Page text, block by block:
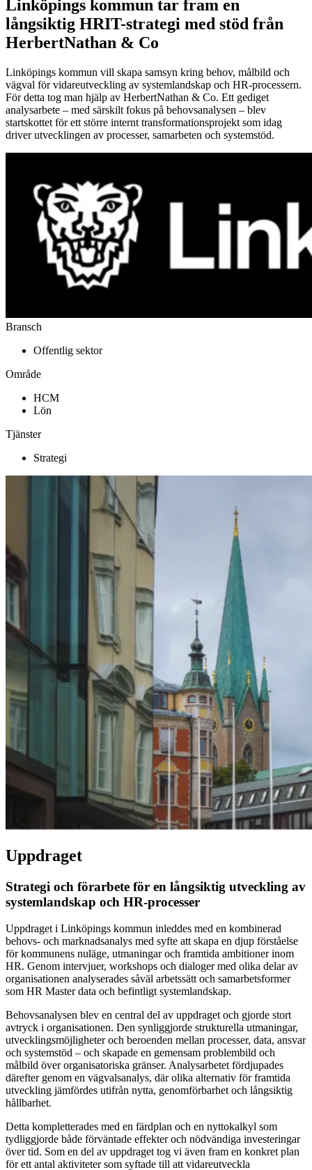
Linköpings kommun tar fram en
långsiktig HRIT-strategi med stöd från
HerbertNathan & Co
Linköpings kommun vill skapa samsyn kring behov, målbild och
vägval för vidareutveckling av systemlandskap och HR‑processern.
För detta tog man hjälp av HerbertNathan & Co. Ett gediget
analysarbete – med särskilt fokus på behovsanalysen – blev
startskottet för ett större internt transformationsprojekt som idag
driver utvecklingen av processer, samarbeten och systemstöd.
Bransch
Offentlig sektor
Område
HCM
Lön
Tjänster
Strategi
Uppdraget
Strategi och förarbete för en långsiktig utveckling av
systemlandskap och HR-processer
Uppdraget i Linköpings kommun inleddes med en kombinerad
behovs- och marknadsanalys med syfte att skapa en djup förståelse
för kommunens nuläge, utmaningar och framtida ambitioner inom
HR. Genom intervjuer, workshops och dialoger med olika delar av
organisationen analyserades såväl arbetssätt och samarbetsformer
som HR Master data och befintligt systemlandskap.
Behovsanalysen blev en central del av uppdraget och gjorde stort
avtryck i organisationen. Den synliggjorde strukturella utmaningar,
utvecklingsmöjligheter och beroenden mellan processer, data, ansvar
och systemstöd – och skapade en gemensam problembild och
målbild över organisatoriska gränser. Analysarbetet fördjupades
därefter genom en vägvalsanalys, där olika alternativ för framtida
utveckling jämfördes utifrån nytta, genomförbarhet och långsiktig
hållbarhet.
Detta kompletterades med en färdplan och en nyttokalkyl som
tydliggjorde både förväntade effekter och nödvändiga investeringar
över tid. Som en del av uppdraget tog vi även fram en konkret plan
för ett antal aktiviteter som syftade till att vidareutveckla